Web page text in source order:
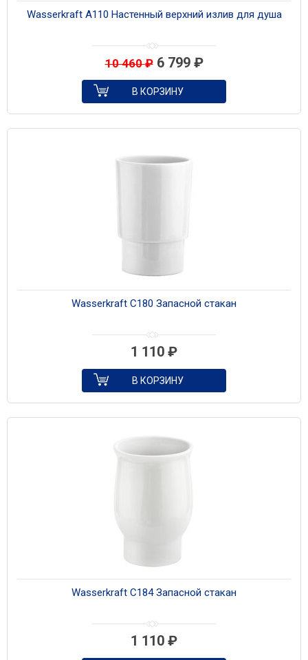
Wasserkraft A110 Настенный верхний излив для душа
10 460₽ 6 799 ₽
В КОРЗИНУ
Wasserkraft C180 Запасной стакан
1 110 ₽
В КОРЗИНУ
Wasserkraft C184 Запасной стакан
1 110 ₽